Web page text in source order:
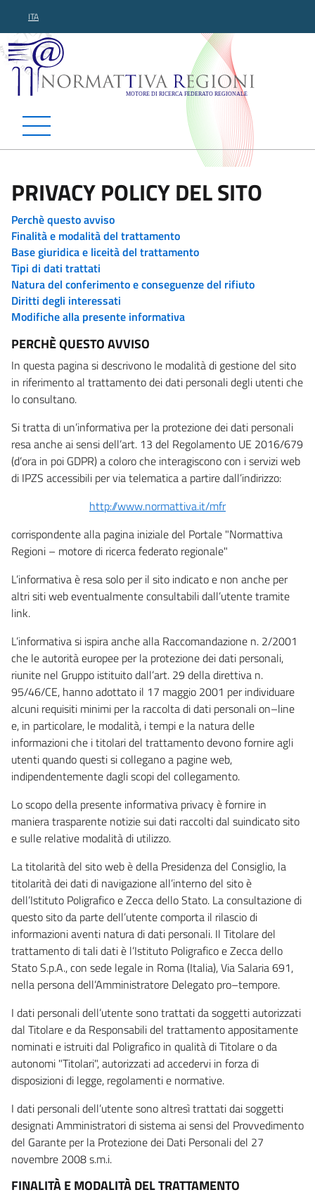
ITA
Normattiva Regioni -
PRIVACY POLICY DEL SITO
Perchè questo avviso
Finalità e modalità del trattamento
Base giuridica e liceità del trattamento
Tipi di dati trattati
Natura del conferimento e conseguenze del rifiuto
Diritti degli interessati
Modifiche alla presente informativa
PERCHÈ QUESTO AVVISO
In questa pagina si descrivono le modalità di gestione del sito
in riferimento al trattamento dei dati personali degli utenti che
lo consultano.
Si tratta di un’informativa per la protezione dei dati personali
resa anche ai sensi dell’art. 13 del Regolamento UE 2016/679
(d’ora in poi GDPR) a coloro che interagiscono con i servizi web
di IPZS accessibili per via telematica a partire dall’indirizzo:
http://www.normattiva.it/mfr
corrispondente alla pagina iniziale del Portale "Normattiva
Regioni – motore di ricerca federato regionale"
L’informativa è resa solo per il sito indicato e non anche per
altri siti web eventualmente consultabili dall’utente tramite
link.
L’informativa si ispira anche alla Raccomandazione n. 2/2001
che le autorità europee per la protezione dei dati personali,
riunite nel Gruppo istituito dall’art. 29 della direttiva n.
95/46/CE, hanno adottato il 17 maggio 2001 per individuare
alcuni requisiti minimi per la raccolta di dati personali on–line
e, in particolare, le modalità, i tempi e la natura delle
informazioni che i titolari del trattamento devono fornire agli
utenti quando questi si collegano a pagine web,
indipendentemente dagli scopi del collegamento.
Lo scopo della presente informativa privacy è fornire in
maniera trasparente notizie sui dati raccolti dal suindicato sito
e sulle relative modalità di utilizzo.
La titolarità del sito web è della Presidenza del Consiglio, la
titolarità dei dati di navigazione all’interno del sito è
dell’Istituto Poligrafico e Zecca dello Stato. La consultazione di
questo sito da parte dell’utente comporta il rilascio di
informazioni aventi natura di dati personali. Il Titolare del
trattamento di tali dati è l’Istituto Poligrafico e Zecca dello
Stato S.p.A., con sede legale in Roma (Italia), Via Salaria 691,
nella persona dell’Amministratore Delegato pro–tempore.
I dati personali dell’utente sono trattati da soggetti autorizzati
dal Titolare e da Responsabili del trattamento appositamente
nominati e istruiti dal Poligrafico in qualità di Titolare o da
autonomi "Titolari", autorizzati ad accedervi in forza di
disposizioni di legge, regolamenti e normative.
I dati personali dell’utente sono altresì trattati dai soggetti
designati Amministratori di sistema ai sensi del Provvedimento
del Garante per la Protezione dei Dati Personali del 27
novembre 2008 s.m.i.
FINALITÀ E MODALITÀ DEL TRATTAMENTO